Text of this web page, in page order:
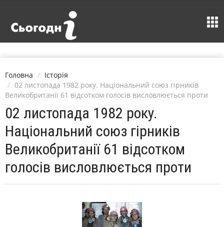
Головна
Історія
02 листопада 1982 року. Національний союз гірників
Великобританії 61 відсотком голосів висловлюється проти
02 листопада 1982 року.
Національний союз гірників
Великобританії 61 відсотком
голосів висловлюється проти